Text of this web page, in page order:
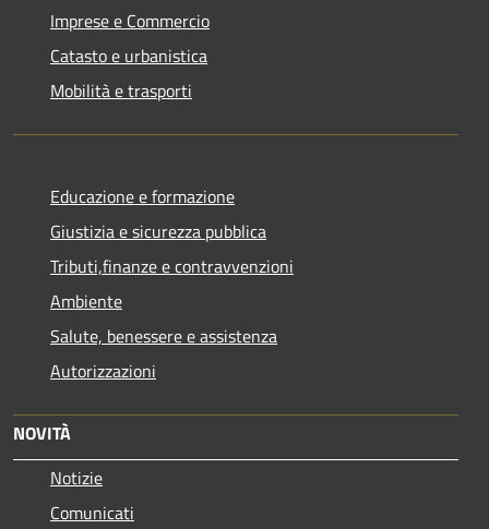
Imprese e Commercio
Catasto e urbanistica
Mobilità e trasporti
Educazione e formazione
Giustizia e sicurezza pubblica
Tributi,finanze e contravvenzioni
Ambiente
Salute, benessere e assistenza
Autorizzazioni
NOVITÀ
Notizie
Comunicati